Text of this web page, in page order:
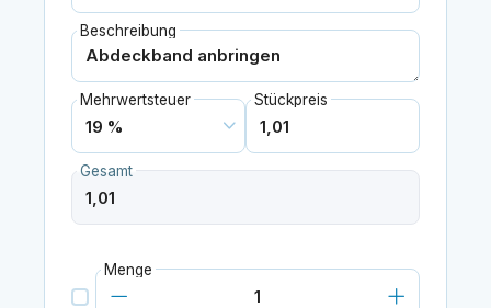
Beschreibung
Mehrwertsteuer Stückpreis
Gesamt
Menge